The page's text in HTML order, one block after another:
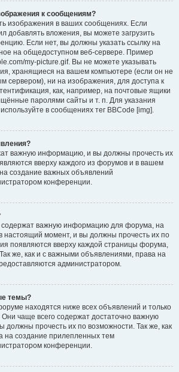
к сообщениям?
изображения в ваших сообщениях. Если
добавлять вложения, вы можете загрузить
Если нет, вы должны указать ссылку на
на общедоступном веб-сервере. Пример
my-picture.gif. Вы не можете указывать
хранящиеся на вашем компьютере (если он не
сервером), ни на изображения, для доступа к
как, например, на почтовые ящики
паролями сайты и т. п. Для указания
в сообщениях тег BBCode [img].
важную информацию, и вы должны прочесть их
вверху каждого из форумов и в вашем
создание важных объявлений
конференции.
содержат важную информацию для форума, на
настоящий момент, и вы должны прочесть их по
появляются вверху каждой страницы форума,
же, как и с важными объявлениями, права на
администратором.
темы?
находятся ниже всех объявлений и только
Они чаще всего содержат достаточно важную
прочесть их по возможности. Так же, как
на создание прилепленных тем
конференции.